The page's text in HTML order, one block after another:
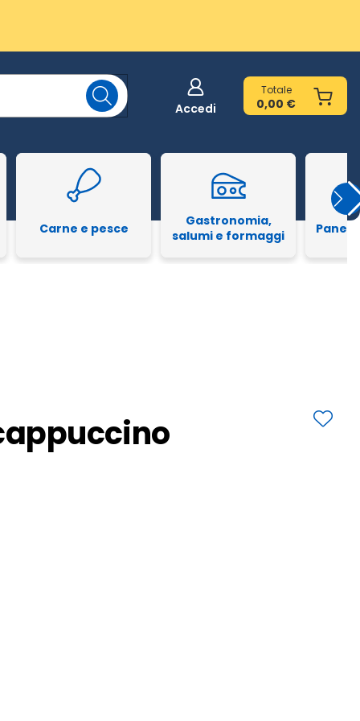
Accedi
Totale
0,00 €
Carne e pesce
Gastronomia,
salumi e formaggi
Pane